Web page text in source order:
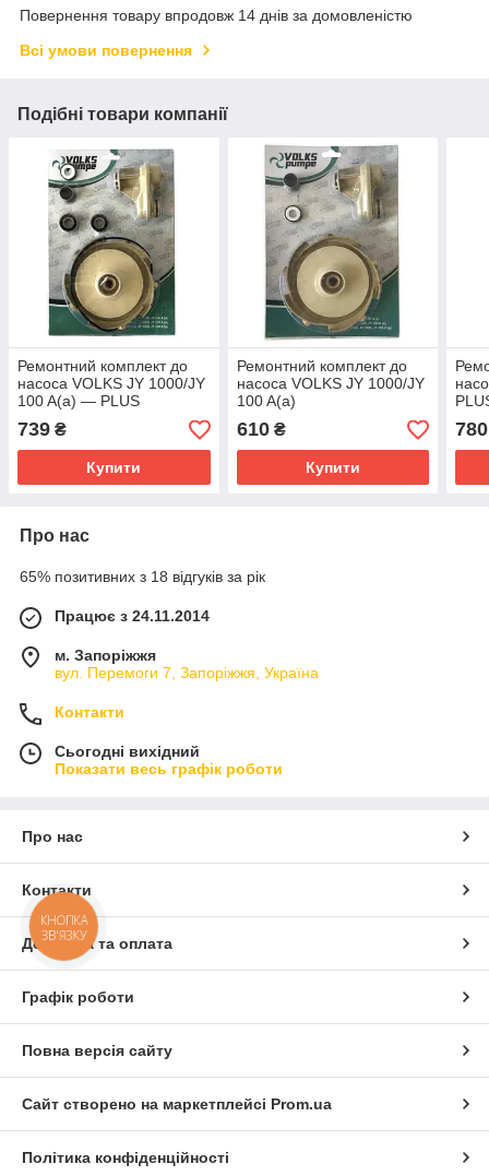
Повернення товару впродовж 14 днів за домовленістю
Всі умови повернення
Подібні товари компанії
Ремонтний комплект до
насоса VOLKS JY 1000/JY
100 A(a) — PLUS
739 ₴
Купити
Ремонтний комплект до
насоса VOLKS JY 1000/JY
100 A(a)
610₴
Купити
780
Про нас
65% позитивних з 18 відгуків за рік
Працює з 24.11.2014
м. Запоріжжя
вул. Перемоги 7, Запоріжжя, Україна
Контакти
Сьогодні вихідний
Показати весь графік роботи
Про нас
Контакти
Доставка та оплата
Графік роботи
Повна версія сайту
Сайт створено на маркетплейсі Prom.ua
Політика конфіденційності
КНОПКА
ЗВ'ЯЗКУ